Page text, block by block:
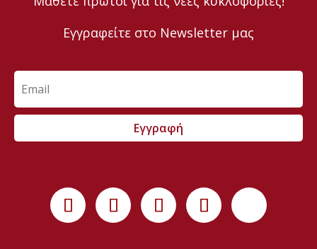
Εγγραφείτε στο Newsletter μας
Εγγραφή